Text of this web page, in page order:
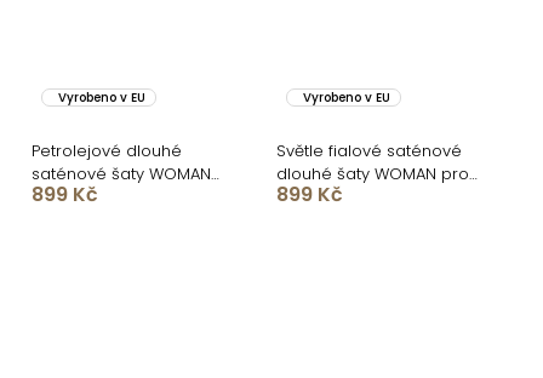
Vyrobeno v EU
Petrolejové dlouhé
saténové šaty WOMAN
pro družičky
899 Kč
Vyrobeno v EU
Světle fialové saténové
dlouhé šaty WOMAN pro
družičky
899 Kč